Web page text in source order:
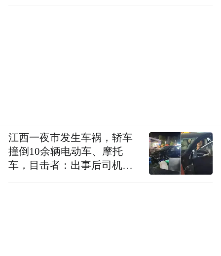
江西一夜市发生车祸，轿车
撞倒10余辆电动车、摩托
车，目击者：出事后司机一